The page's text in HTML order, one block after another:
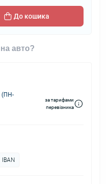
До кошика
авто?
(ПН-
за тарифами
перевізника
IBAN